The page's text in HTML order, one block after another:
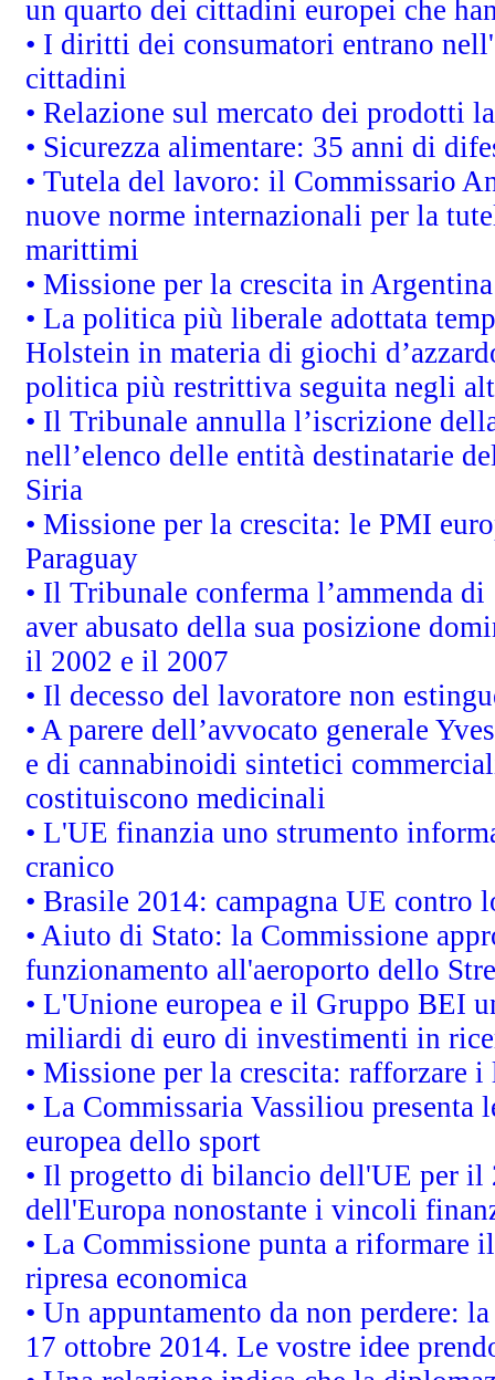
un quarto dei cittadini europei che
• I diritti dei consumatori entrano
cittadini
• Relazione sul mercato dei prodotti
• Sicurezza alimentare: 35 anni di
• Tutela del lavoro: il Commissario
nuove norme internazionali per la
marittimi
• Missione per la crescita in
• La politica più liberale adottata
Holstein in materia di giochi
politica più restrittiva seguita negli
• Il Tribunale annulla l’iscrizione
nell’elenco delle entità destinatarie
Siria
• Missione per la crescita: le PMI
Paraguay
• Il Tribunale conferma l’ammenda
aver abusato della sua posizione
il 2002 e il 2007
• Il decesso del lavoratore non
• A parere dell’avvocato generale
e di cannabinoidi sintetici
costituiscono medicinali
• L'UE finanzia uno strumento
cranico
• Brasile 2014: campagna UE contro
• Aiuto di Stato: la Commissione
funzionamento all'aeroporto dello
• L'Unione europea e il Gruppo BEI
miliardi di euro di investimenti in
• Missione per la crescita: rafforzare
• La Commissaria Vassiliou
europea dello sport
• Il progetto di bilancio dell'UE per il
dell'Europa nonostante i vincoli
• La Commissione punta a riformare
ripresa economica
• Un appuntamento da non perdere:
17 ottobre 2014. Le vostre idee